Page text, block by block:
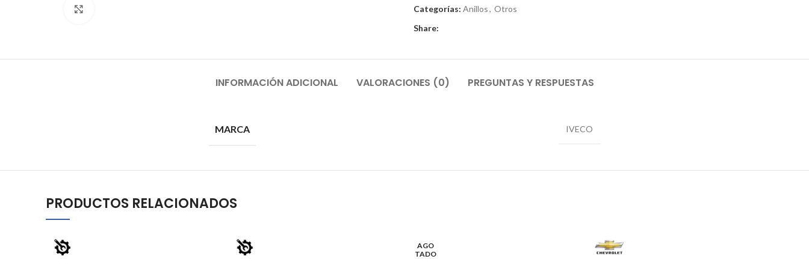
Categorías: Anillos, Otros
Share:
INFORMACIÓN ADICIONAL VALORACIONES (0) PREGUNTAS Y RESPUESTAS
MARCA IVECO
PRODUCTOS RELACIONADOS
AGO
TADO